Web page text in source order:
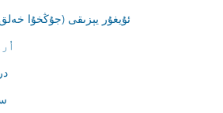
ئۇيغۇر يېزىقى (جۇڭخۇا